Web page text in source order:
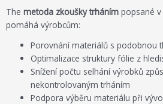
The metoda zkoušky trháním popsané
pomáhá výrobcům:
Porovnání materiálů s podobnou
Optimalizace struktury fólie z
Snížení počtu selhání výrobků
nekontrolovaným trháním
Podpora výběru materiálu při